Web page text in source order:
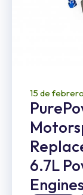
15 de
6.7L
Engines